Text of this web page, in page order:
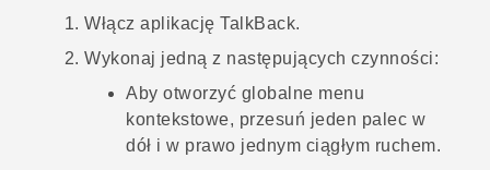
Włącz aplikację TalkBack.
Wykonaj jedną z następujących czynności:
Aby otworzyć globalne menu
kontekstowe, przesuń jeden palec w
dół i w prawo jednym ciągłym ruchem.